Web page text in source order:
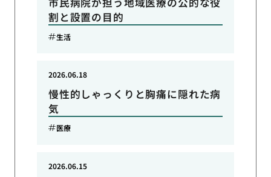
割と設置の目的
生活
慢性的しゃっくりと胸痛に隠れた病
気
2026.06.18
医療
2026.06.15